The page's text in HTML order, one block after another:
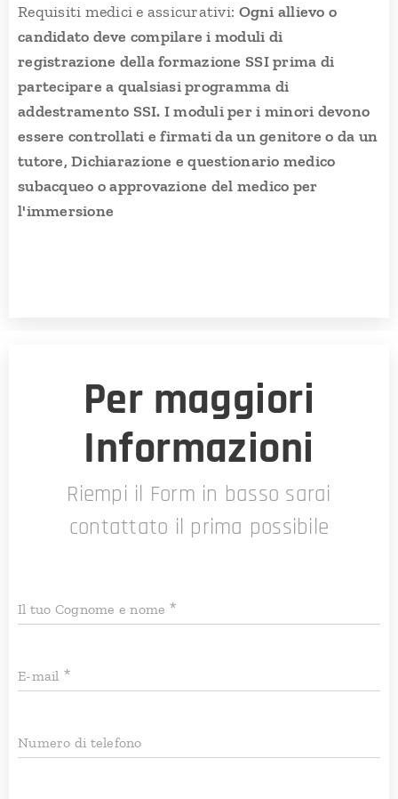
Requisiti medici e assicurativi: Ogni allievo o
candidato deve compilare i moduli di
registrazione della formazione SSI prima di
partecipare a qualsiasi programma di
addestramento SSI. I moduli per i minori devono
essere controllati e firmati da un genitore o da un
tutore,Dichiarazione e questionario medico
subacqueo o approvazione del medico per
l'immersione
Per maggiori
Informazioni
Riempi il Form in basso sarai
contattato il prima possibile
Il tuo Cognome e nome
E-mail
Numero di telefono